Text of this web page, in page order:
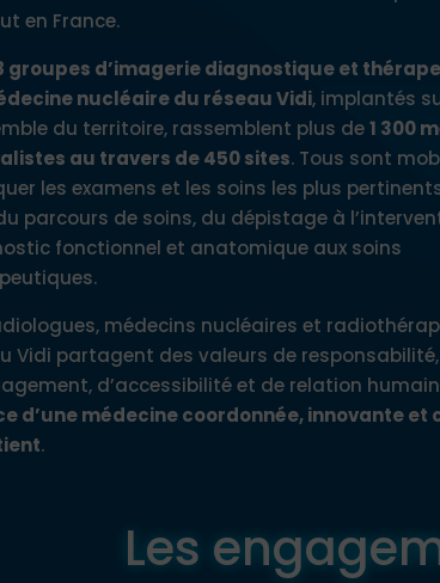
en France.
groupes d’imagerie diagnostique et
nucléaire du réseau Vidi, implantés
du territoire, rassemblent plus de1 300
au travers de 450 sites. Tous sont
les examens et les soins les plus
parcours de soins, du dépistage à
fonctionnel et anatomique aux soins
médecins nucléaires et
Vidi partagent des valeurs de responsabilité,
d’accessibilité et de relation
d’une médecine coordonnée, innovante et
.
Les